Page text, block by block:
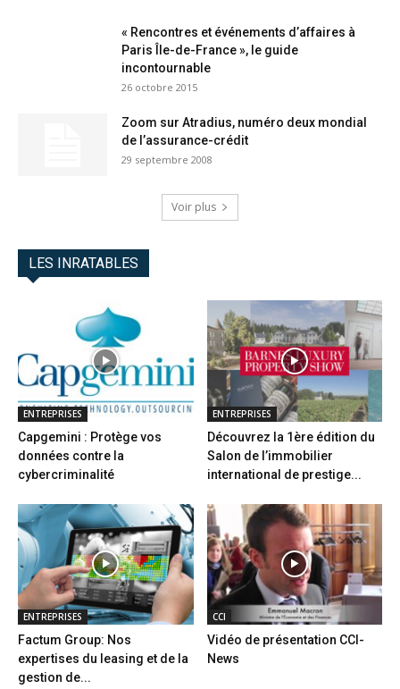
« Rencontres et événements d’affaires à
Paris Île-de-France », le guide
incontournable
26 octobre 2015
Zoom sur Atradius, numéro deux mondial
de l’assurance-crédit
29 septembre 2008
Voir plus
LES INRATABLES
ENTREPRISES
Capgemini : Protège vos
données contre la
cybercriminalité
ENTREPRISES
Découvrez la 1ère édition du
Salon de l’immobilier
international de prestige...
ENTREPRISES
Factum Group: Nos
expertises du leasing et de la
gestion de...
CCI
Vidéo de présentation CCI-
News